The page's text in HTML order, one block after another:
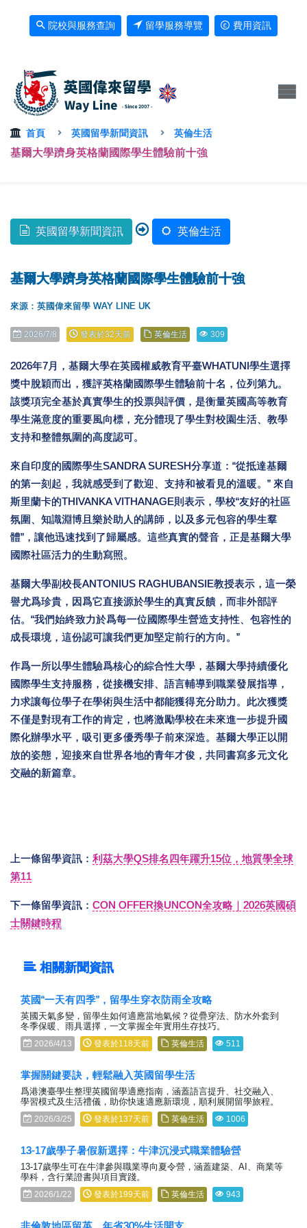
院校與服務查詢 留學服務導覽 費用資訊
首頁 英國留學新聞資訊 英倫生活
基爾大學躋身英格蘭國際學生體驗前十強
英國留學新聞資訊 英倫生活
基爾大學躋身英格蘭國際學生體驗前十強
來源：英國偉來留學 WAY LINE UK
2026/7/8 發表於32天前 英倫生活 309
2026年7月，基爾大學在英國權威教育平臺WHATUNI學生選擇
獎中脫穎而出，獲評英格蘭國際學生體驗前十名，位列第九。
該獎項完全基於真實學生的投票與評價，是衡量英國高等教育
學生滿意度的重要風向標，充分體現了學生對校園生活、教學
支持和整體氛圍的高度認可。
來自印度的國際學生SANDRA SURESH分享道：“從抵達基爾
的第一刻起，我就感受到了歡迎、支持和被看見的溫暖。” 來自
斯里蘭卡的THIVANKA VITHANAGE則表示，學校“友好的社區
氛圍、知識淵博且樂於助人的講師，以及多元包容的學生羣
體”，讓他迅速找到了歸屬感。這些真實的聲音，正是基爾大學
國際社區活力的生動寫照。
基爾大學副校長ANTONIUS RAGHUBANSIE教授表示，這一榮
譽尤爲珍貴，因爲它直接源於學生的真實反饋，而非外部評
估。“我們始終致力於爲每一位國際學生營造支持性、包容性的
成長環境，這份認可讓我們更加堅定前行的方向。”
作爲一所以學生體驗爲核心的綜合性大學，基爾大學持續優化
國際學生支持服務，從接機安排、語言輔導到職業發展指導，
力求讓每位學子在學術與生活中都能獲得充分助力。此次獲獎
不僅是對現有工作的肯定，也將激勵學校在未來進一步提升國
際化辦學水平，吸引更多優秀學子前來深造。基爾大學正以開
放的姿態，迎接來自世界各地的青年才俊，共同書寫多元文化
交融的新篇章。
上一條留學資訊： 利茲大學QS排名四年躍升15位，地質學全球
第11
下一條留學資訊： CON OFFER換UNCON全攻略｜2026英國碩
士關鍵時程
相關新聞資訊
英國“一天有四季”，留學生穿衣防雨全攻略
英國天氣多變，留學生如何適應當地氣候？從疊穿法、防水外套到
冬季保暖、雨具選擇，一文掌握全年實用生存技巧。
2026/4/13 發表於118天前 英倫生活 511
掌握關鍵要訣，輕鬆融入英國留學生活
爲港澳臺學生整理英國留學適應指南，涵蓋語言提升、社交融入、
學習模式及生活禮儀，助你快速適應新環境，順利展開留學旅程。
2026/3/25 發表於137天前 英倫生活 1006
13-17歲學子暑假新選擇：牛津沉浸式職業體驗營
13-17歲學生可在牛津參與職業導向夏令營，涵蓋建築、AI、商業等
學科，含行業證書與項目實踐。
2026/1/22 發表於199天前 英倫生活 943
非倫敦地區留英，年省30%生活開支